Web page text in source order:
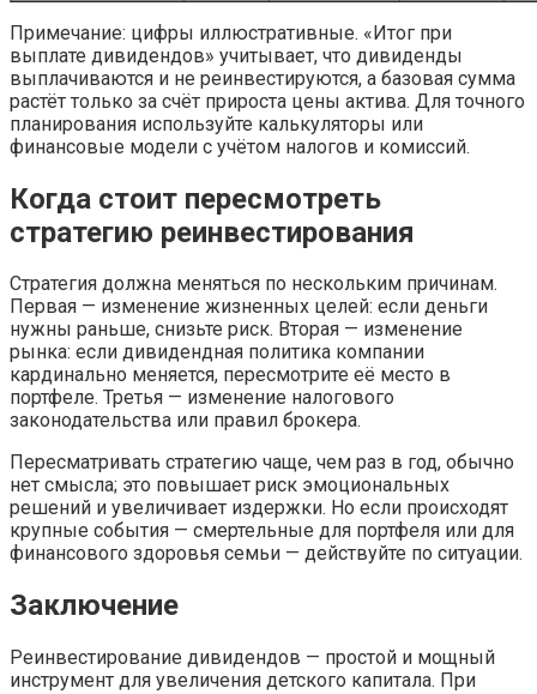
Примечание: цифры иллюстративные. «Итог при
выплате дивидендов» учитывает, что дивиденды
выплачиваются и не реинвестируются, а базовая сумма
растёт только за счёт прироста цены актива. Для точного
планирования используйте калькуляторы или
финансовые модели с учётом налогов и комиссий.
Когда стоит пересмотреть
стратегию реинвестирования
Стратегия должна меняться по нескольким причинам.
Первая — изменение жизненных целей: если деньги
нужны раньше, снизьте риск. Вторая — изменение
рынка: если дивидендная политика компании
кардинально меняется, пересмотрите её место в
портфеле. Третья — изменение налогового
законодательства или правил брокера.
Пересматривать стратегию чаще, чем раз в год, обычно
нет смысла; это повышает риск эмоциональных
решений и увеличивает издержки. Но если происходят
крупные события — смертельные для портфеля или для
финансового здоровья семьи — действуйте по ситуации.
Заключение
Реинвестирование дивидендов — простой и мощный
инструмент для увеличения детского капитала. При